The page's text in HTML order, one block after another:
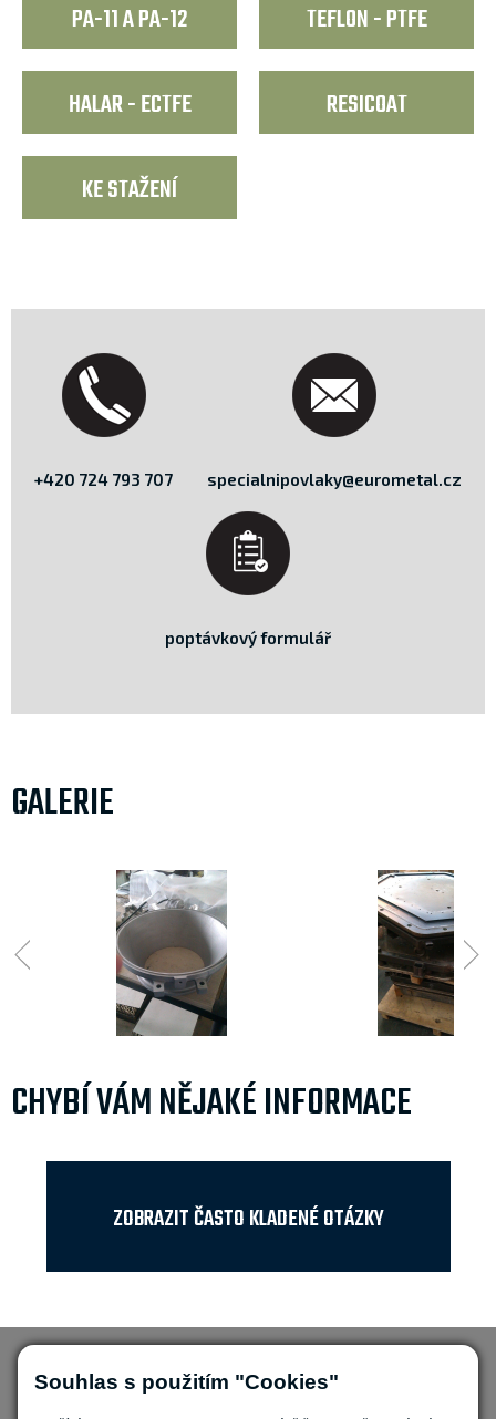
Souhlas s použitím "Cookies"
PA-11 A PA-12 TEFLON - PTFE
HALAR - ECTFE RESICOAT
KE STAŽENÍ
+420 724 793 707 specialnipovlaky@eurometal.cz
poptávkový formulář
GALERIE
CHYBÍ VÁM NĚJAKÉ INFORMACE
ZOBRAZIT ČASTO KLADENÉ OTÁZKY